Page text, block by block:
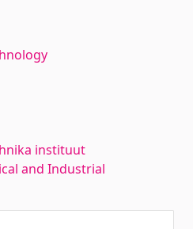
instituut
and Industrial